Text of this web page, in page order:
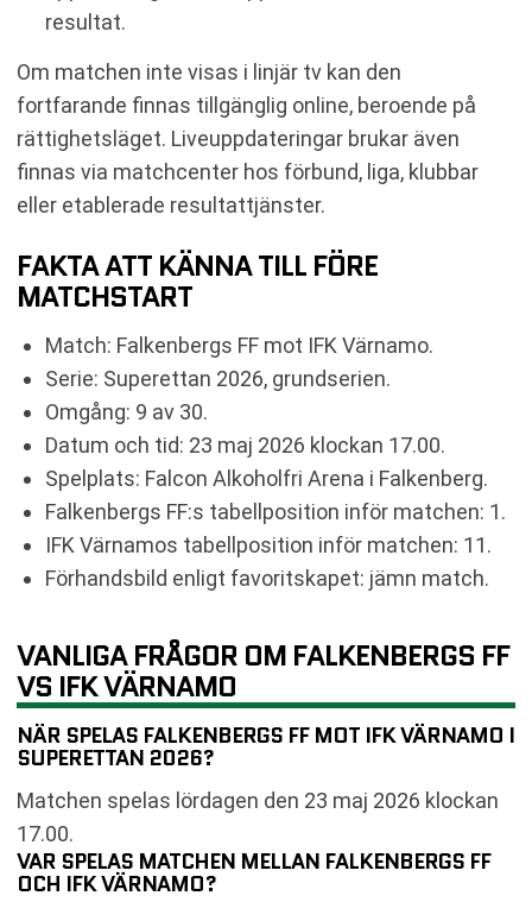
resultat.
Om matchen inte visas i linjär tv kan den
fortfarande finnas tillgänglig online, beroende på
rättighetsläget. Liveuppdateringar brukar även
finnas via matchcenter hos förbund, liga, klubbar
eller etablerade resultattjänster.
FAKTA ATT KÄNNA TILL FÖRE
MATCHSTART
Match: Falkenbergs FF mot IFK Värnamo.
Serie: Superettan 2026, grundserien.
Omgång: 9 av 30.
Datum och tid: 23 maj 2026 klockan 17.00.
Spelplats: Falcon Alkoholfri Arena i Falkenberg.
Falkenbergs FF:s tabellposition inför matchen: 1.
IFK Värnamos tabellposition inför matchen: 11.
Förhandsbild enligt favoritskapet: jämn match.
VANLIGA FRÅGOR OM FALKENBERGS FF
VS IFK VÄRNAMO
NÄR SPELAS FALKENBERGS FF MOT IFK VÄRNAMO I
SUPERETTAN 2026?
Matchen spelas lördagen den 23 maj 2026 klockan
17.00.
VAR SPELAS MATCHEN MELLAN FALKENBERGS FF
OCH IFK VÄRNAMO?